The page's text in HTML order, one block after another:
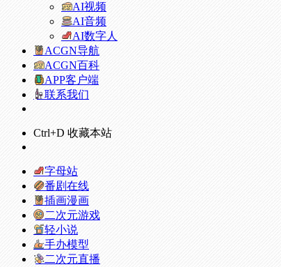
AI视频
AI音频
AI数字人
ACGN导航
ACGN百科
APP客户端
联系我们
Ctrl+D 收藏本站
字母站
番剧在线
插画漫画
二次元游戏
轻小说
手办模型
二次元直播